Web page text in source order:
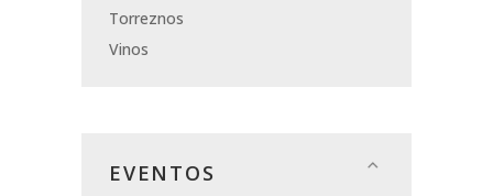
Torreznos
Vinos
EVENTOS